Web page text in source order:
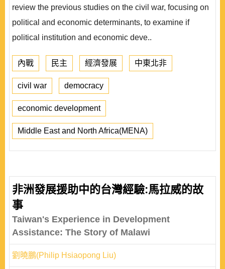
review the previous studies on the civil war, focusing on
political and economic determinants, to examine if
political institution and economic deve..
內戰 民主 經濟發展 中東北非
civil war democracy
economic development
Middle East and North Africa(MENA)
非洲發展援助中的台灣經驗:馬拉威的故
事
Taiwan's Experience in Development
Assistance: The Story of Malawi
劉曉鵬(Philip Hsiaopong Liu)